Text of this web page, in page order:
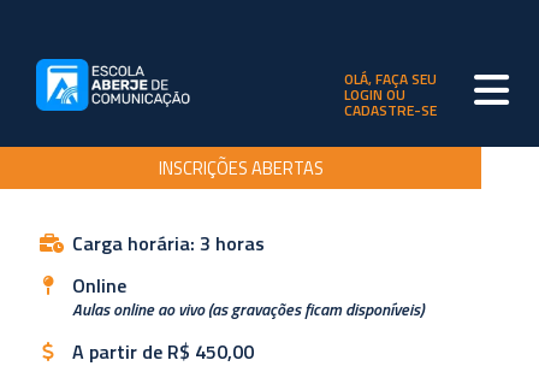
OLÁ, FAÇA SEU
LOGIN OU
CADASTRE-SE
INSCRIÇÕES ABERTAS
Carga horária: 3 horas
Online
Aulas online ao vivo (as gravações ficam disponíveis)
A partir de R$ 450,00